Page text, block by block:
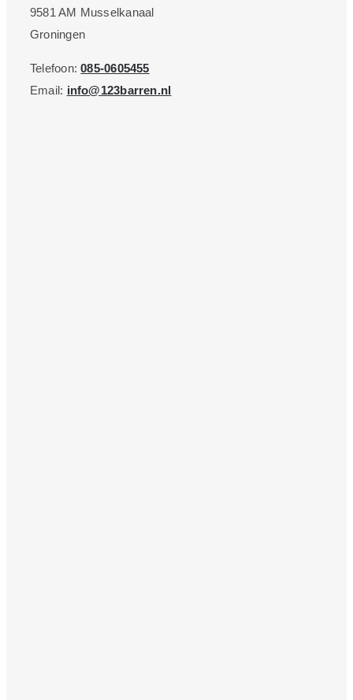
9581 AM Musselkanaal
Groningen
Telefoon:085-0605455
Email: info@123barren.nl